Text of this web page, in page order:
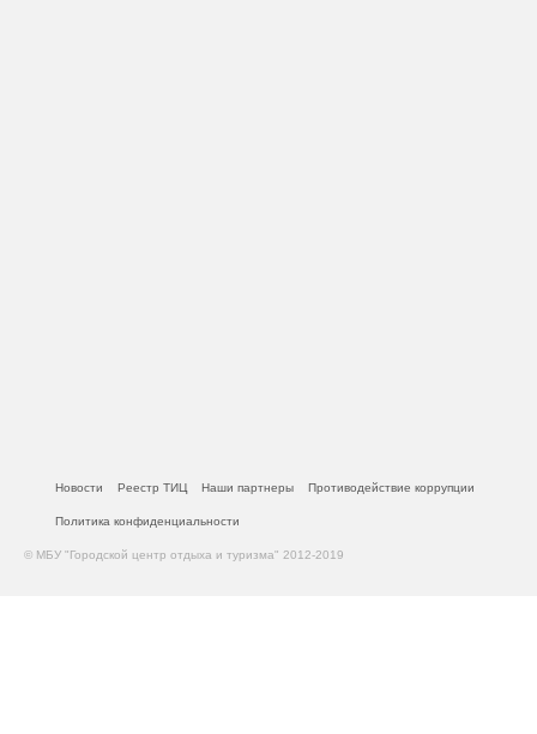
Новости Реестр ТИЦ Наши партнеры Противодействие коррупции
Политика конфиденциальности
© МБУ "Городской центр отдыха и туризма" 2012-2019